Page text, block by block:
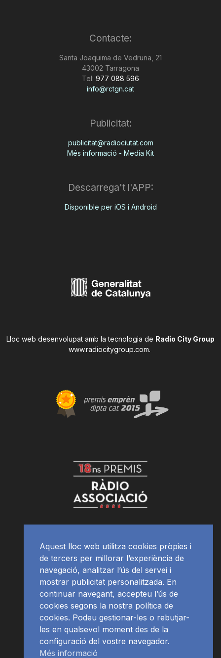
Contacte:
Santa Joaquima de Vedruna, 21
43002 Tarragona
Tel: 977 088 596
info@rctgn.cat
Publicitat:
publicitat@radiociutat.com
Més informació - Media Kit
Descarrega't l'APP:
Disponible per iOS i Android
Lloc web desenvolupat amb la tecnologia de Radio City Group
www.radiocitygroup.com.
Aquest lloc web utilitza cookies pròpies i
de tercers per millorar l’experiència de
navegació, analitzar l’ús del servei i
mostrar publicitat personalitzada. En
continuar navegant, accepteu l’ús de
cookies segons la nostra política de
cookies. Podeu gestionar-les o rebutjar-
les en qualsevol moment des de la
configuració del vostre navegador.
Més informació